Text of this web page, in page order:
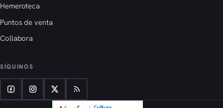
Hemeroteca
Puntos de venta
Collabora
SÍGUINOS